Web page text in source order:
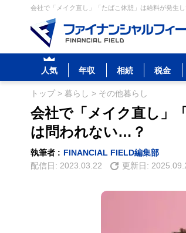
会社で「メイク直し」「たばこ休憩」は給料が発生
人気 年収 相続 税金
トップ> 暮らし > その他暮らし
会社で「メイク直し」
は問われない…？
執筆者 : FINANCIAL FIELD編集部
配信日: 2023.03.22 更新日: